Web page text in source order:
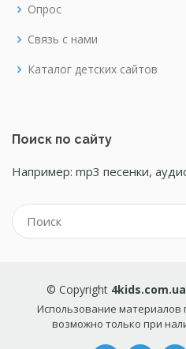
Опрос
Связь с нами
Каталог детских сайтов
Поиск по сайту
Например: mp3 песенки,
© Copyright 4kids.com.ua
Использование материалов
возможно только при